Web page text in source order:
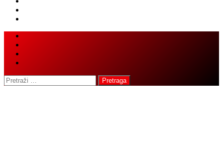
Back
button
Close
Pretraga: